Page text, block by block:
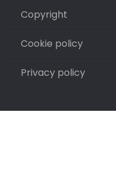
Copyright
Cookie policy
Privacy policy